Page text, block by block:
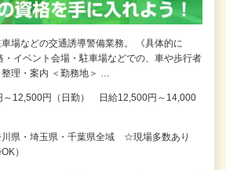
場などの交通誘導警備業務。 《具体的に
イベント会場・駐車場などでの、車や歩行者
理・案内 ＜勤務地＞ …
～12,500円（日勤） 日給12,500円～14,000
川県・埼玉県・千葉県全域 ☆現場多数あり
）